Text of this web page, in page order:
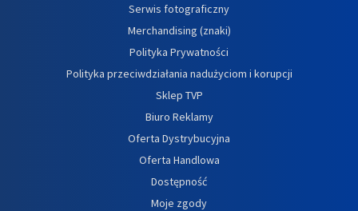
Serwis fotograficzny
Merchandising (znaki)
Polityka Prywatności
Polityka przeciwdziałania nadużyciom i korupcji
Sklep TVP
Biuro Reklamy
Oferta Dystrybucyjna
Oferta Handlowa
Dostępność
Moje zgody